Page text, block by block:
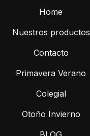
Home
Nuestros productos
Contacto
Primavera Verano
Colegial
Otoño Invierno